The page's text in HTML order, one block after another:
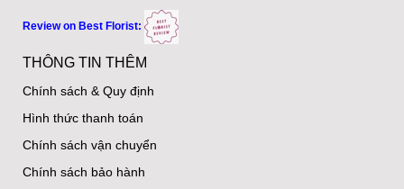
Review on Best Florist:
THÔNG TIN THÊM
Chính sách & Quy định
Hình thức thanh toán
Chính sách vận chuyển
Chính sách bảo hành